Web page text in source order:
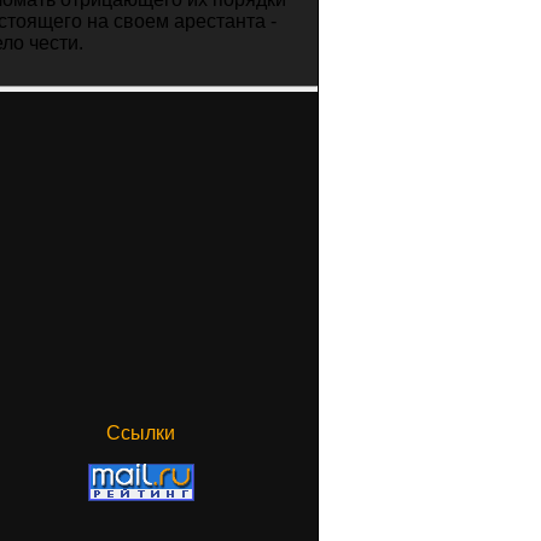
на своем арестанта -
чести.
Ссылки